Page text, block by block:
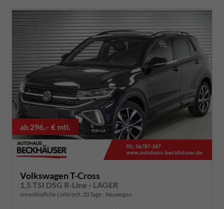
ab 296,– € mtl.
Volkswagen T-Cross
1,5 TSI DSG R-Line - LAGER
unverbindliche Lieferzeit: 20 Tage Neuwagen